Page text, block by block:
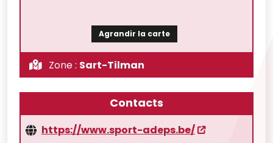
Agrandir la carte
Zone : Sart-Tilman
Contacts
https://www.sport-adeps.be/